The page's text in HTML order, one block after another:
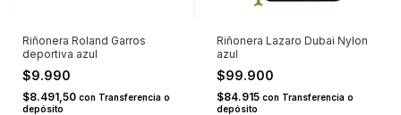
Riñonera Roland Garros
deportiva azul
$9.990
$8.491,50 con Transferencia o
depósito
Riñonera Lazaro Dubai Nylon
azul
$99.900
$84.915 con Transferencia o
depósito